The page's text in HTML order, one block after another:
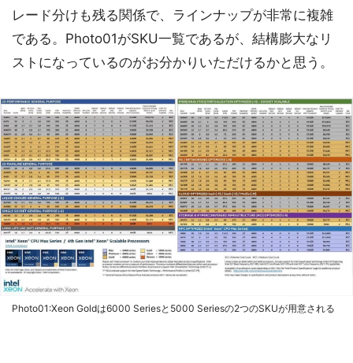
レード分けも残る関係で、ラインナップが非常に複雑
である。Photo01がSKU一覧であるが、結構膨大なリ
ストになっているのがお分かりいただけるかと思う。
Photo01:Xeon Goldは6000 Seriesと5000 Seriesの2つのSKUが用意される